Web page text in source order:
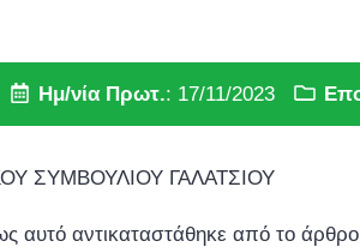
Ημ/νία Πρωτ.: 17/11/2023
ΣΥΜΒΟΥΛΙΟΥ ΓΑΛΑΤΣΙΟΥ
αυτό αντικαταστάθηκε από το